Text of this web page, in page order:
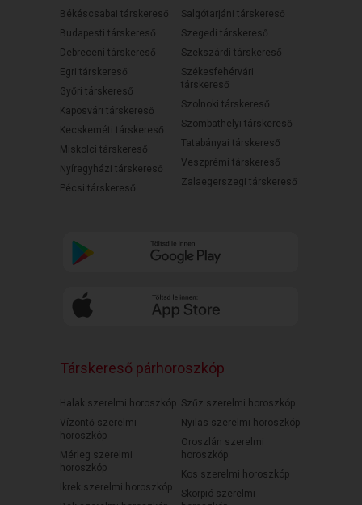
Békéscsabai társkereső
Budapesti társkereső
Debreceni társkereső
Egri társkereső
Győri társkereső
Kaposvári társkereső
Kecskeméti társkereső
Miskolci társkereső
Nyíregyházi társkereső
Pécsi társkereső
Salgótarjáni társkereső
Szegedi társkereső
Szekszárdi társkereső
Székesfehérvári
társkereső
Szolnoki társkereső
Szombathelyi társkereső
Tatabányai társkereső
Veszprémi társkereső
Zalaegerszegi társkereső
Társkereső párhoroszkóp
Halak szerelmi horoszkóp
Vízöntő szerelmi
horoszkóp
Mérleg szerelmi
horoszkóp
Ikrek szerelmi horoszkóp
Szűz szerelmi horoszkóp
Nyilas szerelmi horoszkóp
Oroszlán szerelmi
horoszkóp
Kos szerelmi horoszkóp
Skorpió szerelmi